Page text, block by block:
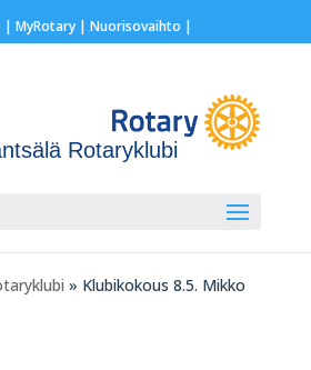
| MyRotary | Nuorisovaihto |
Rotaryklubi
» Klubikokous 8.5. Mikko